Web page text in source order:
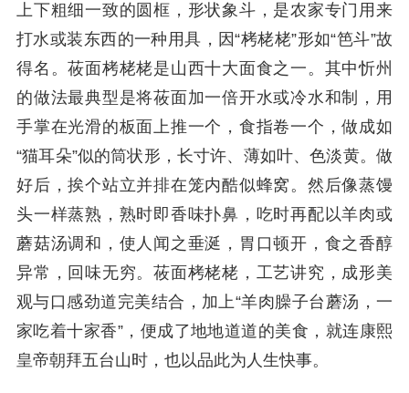
上下粗细一致的圆框，形状象斗，是农家专门用来
打水或装东西的一种用具，因“栲栳栳”形如“笆斗”故
得名。莜面栲栳栳是山西十大面食之一。其中忻州
的做法最典型是将莜面加一倍开水或冷水和制，用
手掌在光滑的板面上推一个，食指卷一个，做成如
“猫耳朵”似的筒状形，长寸许、薄如叶、色淡黄。做
好后，挨个站立并排在笼内酷似蜂窝。然后像蒸馒
头一样蒸熟，熟时即香味扑鼻，吃时再配以羊肉或
蘑菇汤调和，使人闻之垂涎，胃口顿开，食之香醇
异常，回味无穷。莜面栲栳栳，工艺讲究，成形美
观与口感劲道完美结合，加上“羊肉臊子台蘑汤，一
家吃着十家香”，便成了地地道道的美食，就连康熙
皇帝朝拜五台山时，也以品此为人生快事。